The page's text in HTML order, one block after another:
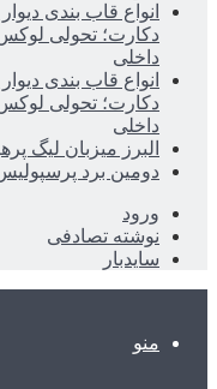
انواع قاب بندی
دکارت؛ تحولی
داخلی
انواع قاب بندی
دکارت؛ تحولی
داخلی
البرز میزبان لیگ
دومین برد
ورود
نوشته تصادفی
سایدبار
منو